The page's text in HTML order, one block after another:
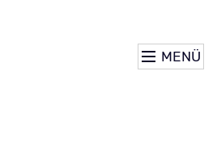
MENÜ